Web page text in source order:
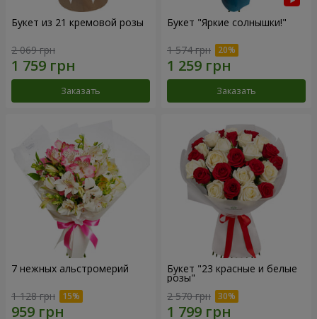
Букет из 21 кремовой розы
2 069 грн
Заказать
Букет "Яркие солнышки!"
1 574 грн
Заказать
7 нежных альстромерий
1 128 грн
Букет "23 красные и белые
розы"
2 570 грн